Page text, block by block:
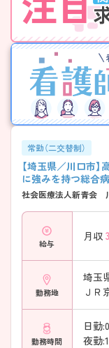
常勤（二交替制）
【埼玉県／川口市
に強みを持つ総合
社会医療法人新青会
給与
月収
勤務地
埼玉
ＪＲ
勤務時間
日勤
夜勤